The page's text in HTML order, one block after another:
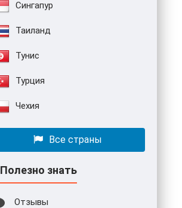
Сингапур
Таиланд
Тунис
Турция
Чехия
Все страны
Полезно знать
Отзывы